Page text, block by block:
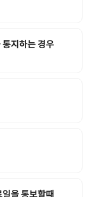
지하는 경우
을 통보할때